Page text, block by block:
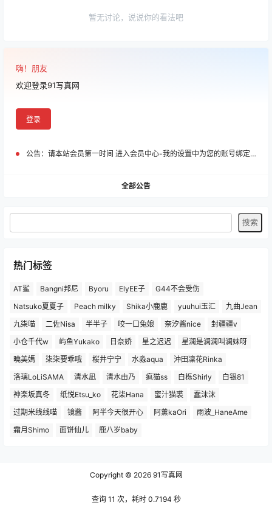
暂无讨论，说说你的看法吧
嗨！朋友
欢迎登录91写真网
登录
公告： 请本站会员第一时间 进入会员中心-我的设置中为您的账号绑定邮箱!
全部公告
热门标签
AT鲨 Bangni邦尼 Byoru ElyEE子
G44不会受伤
Natsuko夏夏子
Peach milky Shika小鹿鹿 yuuhui玉汇
九曲Jean
九柒喵
二佐Nisa 半半子 咬一口兔娘 奈汐酱nice
封疆疆v
小仓千代w
屿鱼Yukako 日奈娇 星之迟迟
星澜是澜澜叫澜妹呀
曉美媽
柒柒要乖哦 桜井宁宁 水淼aqua
沖田凜花Rinka
洛璃LoLiSAMA
清水凪 清水由乃 疯猫ss 白栎Shirly
白银81
神楽坂真冬
纸悦Etsu_ko 花柒Hana 蜜汁猫裘
蠢沫沫
过期米线线喵
镜酱 阿半今天很开心 阿薰kaOri
雨波_HaneAme
霜月Shimo
面饼仙儿 鹿八岁baby
Copyright © 202691写真网
查询 11 次，耗时 0.7194 秒